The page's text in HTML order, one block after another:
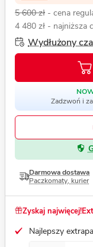
5 600 zł - cena
4 480 zł - najniższa
Wydłużony
Zadzwoń i
Darmowa dostawa
Paczkomaty, kurier
Zyskaj najwięcej!
Najlepszy